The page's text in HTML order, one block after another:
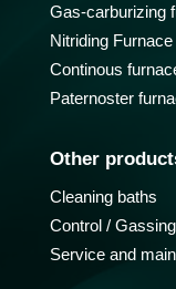
Gas-carburizing
Nitriding Furnace
Continous
Paternoster
Other
Cleaning baths
Control /
Service and